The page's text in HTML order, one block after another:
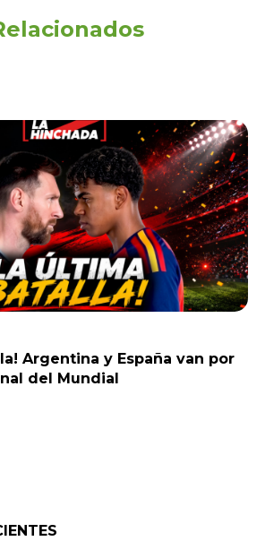
Argentina y España van por
del Mundial